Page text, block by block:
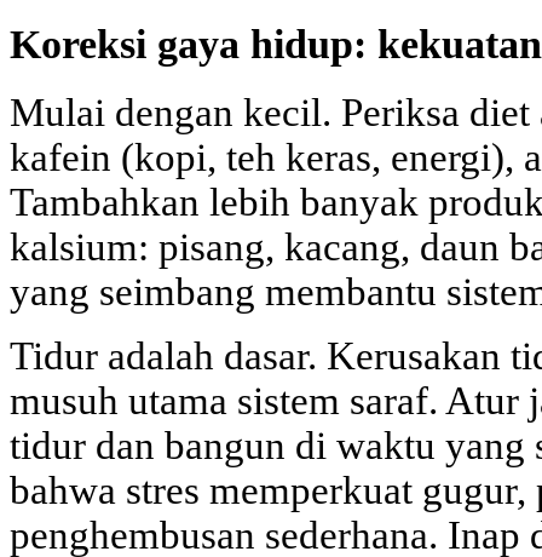
Koreksi gaya hidup:
Mulai dengan kecil. Periksa diet
kafein (kopi, teh keras, energi),
Tambahkan lebih banyak
kalsium: pisang, kacang, daun
yang seimbang membantu
Tidur adalah dasar. Kerusakan
musuh utama sistem saraf. Atur
tidur dan bangun di waktu yang
bahwa stres memperkuat
penghembusan sederhana.